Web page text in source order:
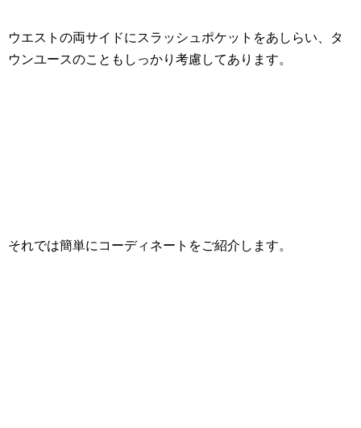
ウエストの両サイドにスラッシュポケットをあしらい、タ
ウンユースのこともしっかり考慮してあります。
それでは簡単にコーディネートをご紹介します。